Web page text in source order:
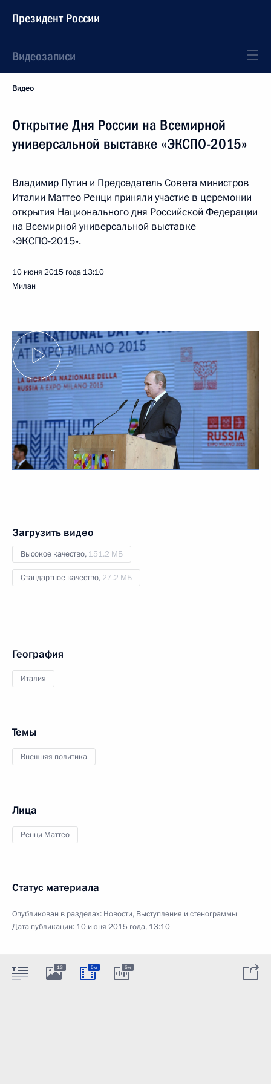
Президент России
Видеозаписи
Видео
Открытие Дня России на Всемирной
универсальной выставке «ЭКСПО-2015»
Владимир Путин и Председатель Совета министров
Италии Маттео Ренци приняли участие в церемонии
открытия Национального дня Российской Федерации
на Всемирной универсальной выставке
«ЭКСПО-2015».
10 июня 2015 года 13:10
Милан
Загрузить видео
Высокое качество, 151.2 МБ
Стандартное качество, 27.2 МБ
География
Италия
Темы
Внешняя политика
Лица
Ренци Маттео
Статус материала
Опубликован в разделах: Новости, Выступления и стенограммы
Дата публикации: 10 июня 2015 года, 13:10
13 5м 5м